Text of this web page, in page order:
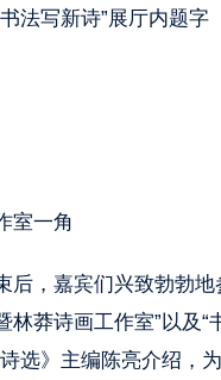
法写新诗”展厅内题字
室一角
后，嘉宾们兴致勃勃地
林莽诗画工作室”以及“
选》主编陈亮介绍，